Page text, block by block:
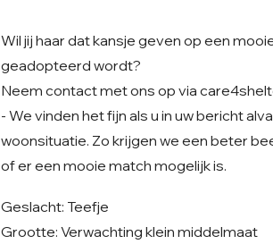
Wil jij haar dat kansje geven op een
geadopteerd wordt?
Neem contact met ons op via
- We vinden het fijn als u in uw bericht
woonsituatie. Zo krijgen we een beter
of er een mooie match mogelijk is.
Geslacht: Teefje
Grootte: Verwachting klein middelmaat